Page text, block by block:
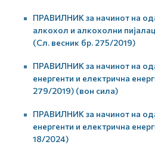
ПРАВИЛНИК за начинот на
алкохол и алкохолни
(Сл. весник бр. 275/2019)
ПРАВИЛНИК за начинот на
енергенти и електрична
279/2019) (вон сила)
ПРАВИЛНИК за начинот на
енергенти и електрична
18/2024)